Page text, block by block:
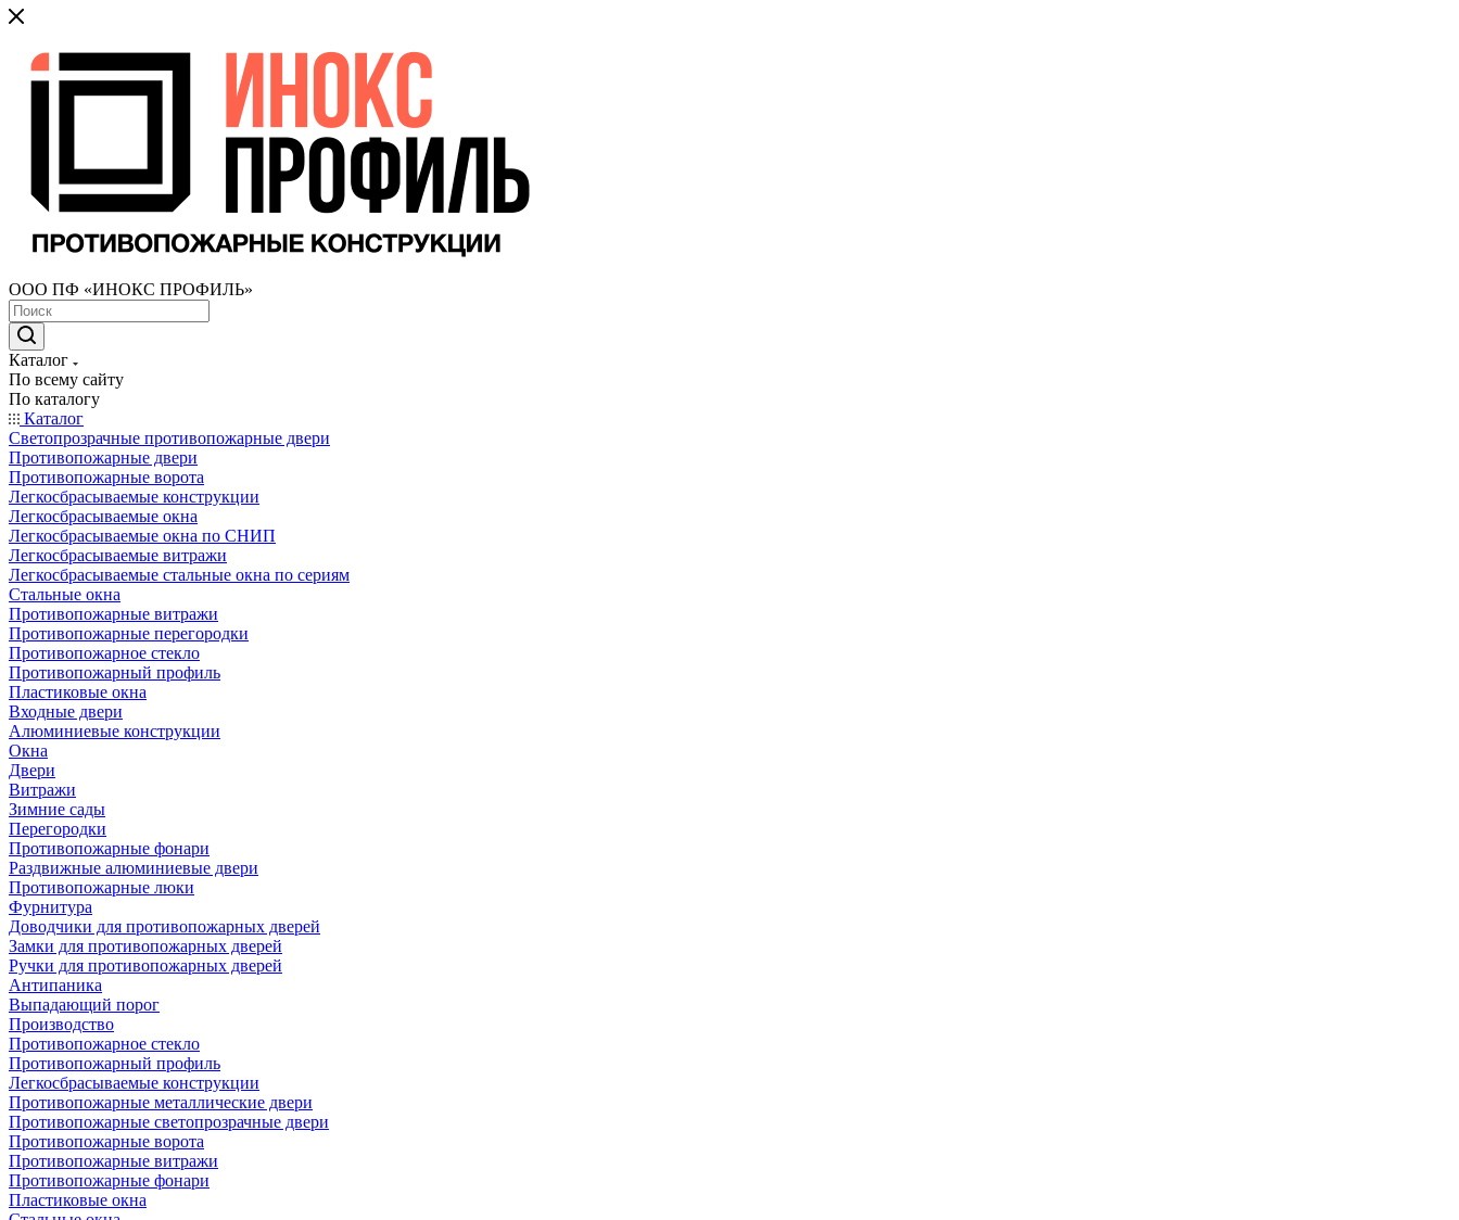
ООО ПФ «ИНОКС ПРОФИЛЬ»
Каталог
По всему сайту
По каталогу
Каталог
Светопрозрачные противопожарные двери
Противопожарные двери
Противопожарные ворота
Легкосбрасываемые конструкции
Легкосбрасываемые окна
Легкосбрасываемые окна по СНИП
Легкосбрасываемые витражи
Легкосбрасываемые стальные окна по сериям
Стальные окна
Противопожарные витражи
Противопожарные перегородки
Противопожарное стекло
Противопожарный профиль
Пластиковые окна
Входные двери
Алюминиевые конструкции
Окна
Двери
Витражи
Зимние сады
Перегородки
Противопожарные фонари
Раздвижные алюминиевые двери
Противопожарные люки
Фурнитура
Доводчики для противопожарных дверей
Замки для противопожарных дверей
Ручки для противопожарных дверей
Антипаника
Выпадающий порог
Производство
Противопожарное стекло
Противопожарный профиль
Легкосбрасываемые конструкции
Противопожарные металлические двери
Противопожарные светопрозрачные двери
Противопожарные ворота
Противопожарные витражи
Противопожарные фонари
Пластиковые окна